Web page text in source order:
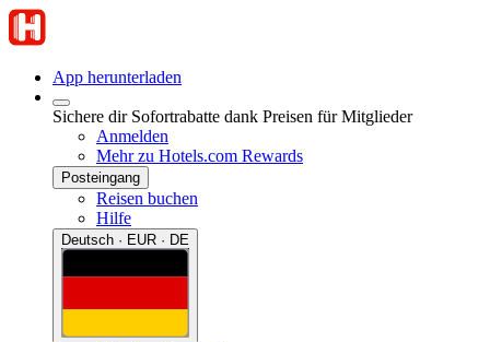
App herunterladen
Sichere dir Sofortrabatte dank Preisen für Mitglieder
Anmelden
Mehr zu Hotels.com Rewards
Posteingang
Reisen buchen
Hilfe
Deutsch · EUR · DE